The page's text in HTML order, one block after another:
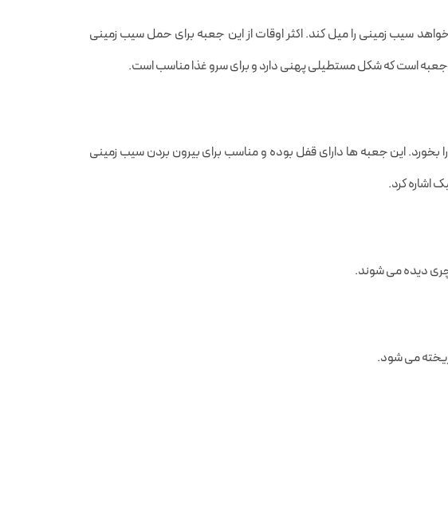
سیب زمینی را میل کند. اکثر اوقات از این جعبه برای حمل سیب زمینی
جعبه است که شکل مستطیلی پهنی دارد و برای سرو غذا مناسب است.
این جعبه ها دارای قفل بوده و مناسب برای بیرون بردن سیب زمینی
اشاره کرد.
دیده می شوند.
ریخته می شود.